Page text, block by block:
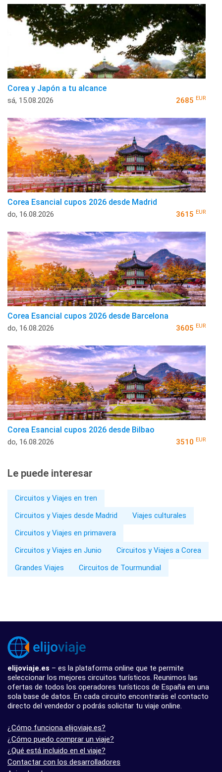
Corea y Japón a tu alcance
sá, 15.08.2026 2685 EUR
Corea Esancial cupos 2026 desde Madrid
do, 16.08.2026 3615 EUR
Corea Esancial cupos 2026 desde Barcelona
do, 16.08.2026 3605 EUR
Corea Esancial cupos 2026 desde Bilbao
do, 16.08.2026 3510 EUR
Le puede interesar
Circuitos y Viajes en tren
Circuitos y Viajes desde Madrid
Viajes culturales
Circuitos y Viajes en primavera
Circuitos y Viajes en Junio
Circuitos y Viajes a Corea
Grandes Viajes
Circuitos de Tourmundial
elijoviaje.es – es la plataforma online que te permite
seleccionar los mejores circuitos turísticos. Reunimos las
ofertas de todos los operadores turísticos de España en una
sola base de datos. En cada circuito encontrarás el contacto
directo del vendedor o podrás solicitar tu viaje online.
¿Cómo funciona elijoviaje.es?
¿Cómo puedo comprar un viaje?
¿Qué está incluido en el viaje?
Contactar con los desarrolladores